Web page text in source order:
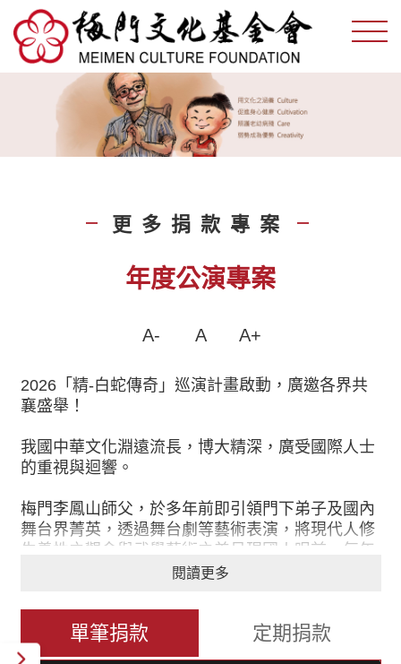
| 更多捐款專案 |
年度公演專案
A- A A+
2026「精-白蛇傳奇」巡演計畫啟動，廣邀各界共
襄盛舉！
我國中華文化淵遠流長，博大精深，廣受國際人士
的重視與迴響。
梅門李鳳山師父，於多年前即引領門下弟子及國內
舞台界菁英，透過舞台劇等藝術表演，將現代人修
生養性之觀念與武學藝術之美呈現國人眼前，每年
歷有佳作，備受好評。
李鳳山師父曾於2006年改編傳統民俗故事「白蛇
傳」，以舞台劇形式表達這個傳奇故事，因為在眾
多的傳奇妖精當中，被鎮壓在雷峰塔下的白娘子，
閱讀更多
單筆捐款 定期捐款